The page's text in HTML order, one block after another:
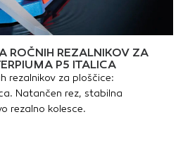
ROČNIH REZALNIKOV ZA
P5 ITALICA
rezalnikov za ploščice:
Natančen rez, stabilna
rezalno kolesce.